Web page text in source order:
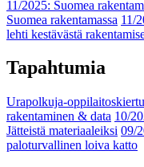
11/2025: Suomea
Suomea rakentamassa 11/
lehti kestävästä
Tapahtumia
Urapolkuja-
rakentaminen & data 10/
Jätteistä materiaaleiksi 09/
paloturvallinen loiva katto